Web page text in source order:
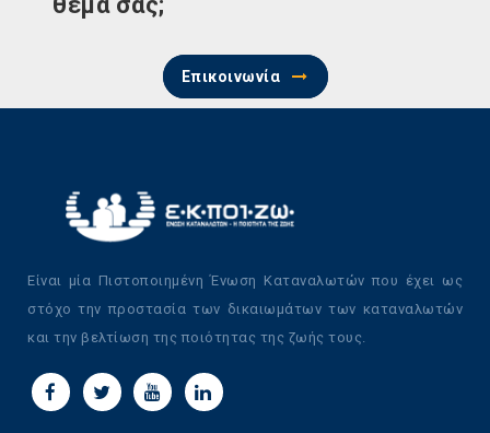
Επικοινωνία
Είναι μία Πιστοποιημένη Ένωση Καταναλωτών που έχει ως
στόχο την προστασία των δικαιωμάτων των καταναλωτών
και την βελτίωση της ποιότητας της ζωής τους.